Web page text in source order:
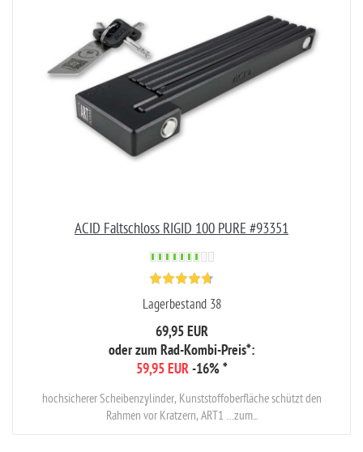
ACID Faltschloss RIGID 100 PURE #93351
Lagerbestand 38
69,95 EUR
oder zum Rad-Kombi-Preis*:
59,95 EUR -16%*
hochsicherer Scheibenzylinder, Kunststoffoberfläche schützt den
Rahmen vor Kratzern, ART1 …zum...